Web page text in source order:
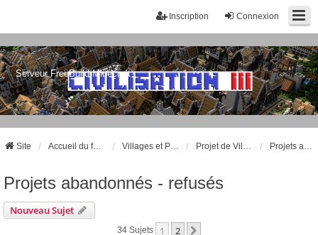
Connexion
Inscription
Serveur FreeBuild Minecraft
Site Accueil du forum
Projets abandonnés - refusés
Nouveau Sujet
34 Sujets 1 2